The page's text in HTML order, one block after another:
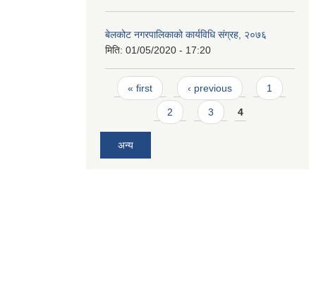
बेलकोट नगरपालिकाको कार्यविधि संग्रह, २०७६
मिति: 01/05/2020 - 17:20
Pages
« first ‹ previous 1
2 3 4
अन्य